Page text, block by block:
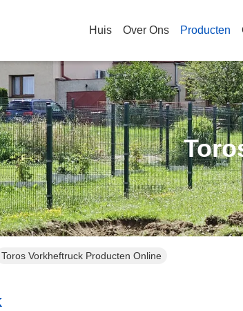
Huis Over Ons Producten
Toros Vorkheftruck Producten Online